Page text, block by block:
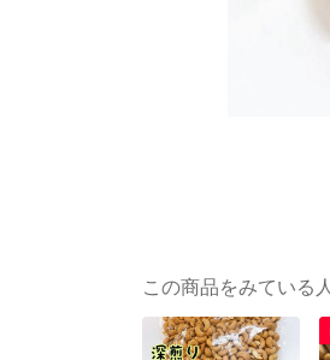
この商品をみている